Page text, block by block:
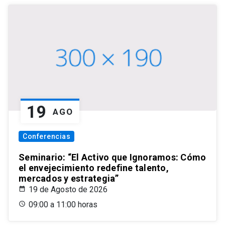
19 AGO
Conferencias
Seminario: “El Activo que Ignoramos: Cómo
el envejecimiento redefine talento,
mercados y estrategia”
19 de Agosto de 2026
09:00 a 11:00 horas